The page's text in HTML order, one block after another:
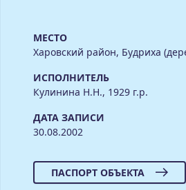
МЕСТО
Харовский район, Будриха
ИСПОЛНИТЕЛЬ
Кулинина Н.Н., 1929 г.р.
ДАТА ЗАПИСИ
30.08.2002
ПАСПОРТ ОБЪЕКТА